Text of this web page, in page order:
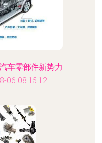
车零部件新势力
06 08:15:12